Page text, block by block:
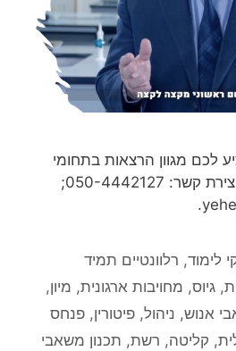
לכם מגוון הרצאות בתחומי
ניהול ומשאבי אנוש. ליצירת קשר: 050-4442127;
לימוד, רלוונטיים תמיד
,גיוס, מחויבות ארגונית, מיון,
אנוש, ניהול, פיטורין, פנחס
, קליטה, רשת, תכנון משאבי